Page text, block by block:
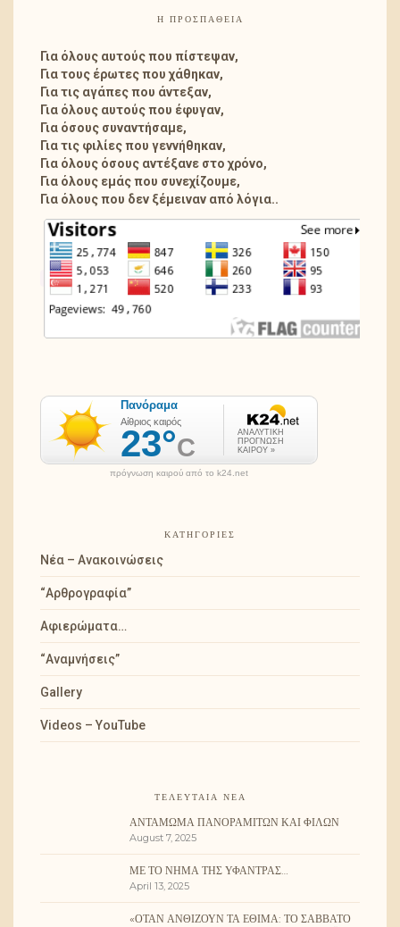
Η ΠΡΟΣΠΑΘΕΙΑ
Για όλους αυτούς που πίστεψαν,
Για τους έρωτες που χάθηκαν,
Για τις αγάπες που άντεξαν,
Για όλους αυτούς που έφυγαν,
Για όσους συναντήσαμε,
Για τις φιλίες που γεννήθηκαν,
Για όλους όσους αντέξανε στο χρόνο,
Για όλους εμάς που συνεχίζουμε,
Για όλους που δεν ξέμειναν από λόγια..
πρόγνωση καιρού από το k24.net
ΚΑΤΗΓΟΡΊΕΣ
Νέα – Ανακοινώσεις
“Αρθρογραφία”
Αφιερώματα…
“Αναμνήσεις”
Gallery
Videos – YouTube
ΤΕΛΕΥΤΑΊΑ ΝΈΑ
ΑΝΤΆΜΩΜΑ ΠΑΝΟΡΑΜΙΤΏΝ ΚΑΙ ΦΊΛΩΝ
August 7, 2025
ΜΕ ΤΟ ΝΉΜΑ ΤΗΣ ΥΦΆΝΤΡΑΣ…
April 13, 2025
«ΌΤΑΝ ΑΝΘΊΖΟΥΝ ΤΑ ΈΘΙΜΑ: ΤΟ ΣΆΒΒΑΤΟ